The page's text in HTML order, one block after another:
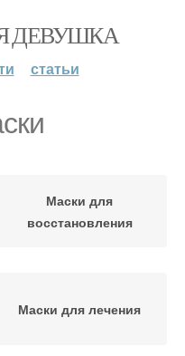
ДЕВУШКА
статьи
Маски для
восстановления
Маски для лечения